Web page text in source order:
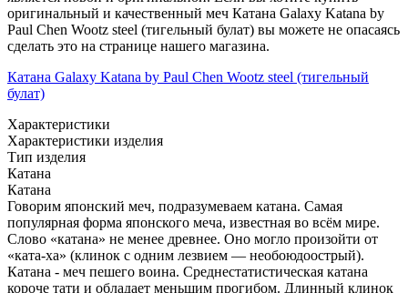
оригинальный и качественный меч Катана Galaxy Katana by
Paul Chen Wootz steel (тигельный булат) вы можете не опасаясь
сделать это на странице нашего магазина.
Катана Galaxy Katana by Paul Chen Wootz steel (тигельный
булат)
Характеристики
Характеристики изделия
Тип изделия
Катана
Катана
Говорим японский меч, подразумеваем катана. Самая
популярная форма японского меча, известная во всём мире.
Слово «катана» не менее древнее. Оно могло произойти от
«ката-ха» (клинок с одним лезвием — необоюдоострый).
Катана - меч пешего воина. Среднестатистическая катана
короче тати и обладает меньшим прогибом. Длинный клинок